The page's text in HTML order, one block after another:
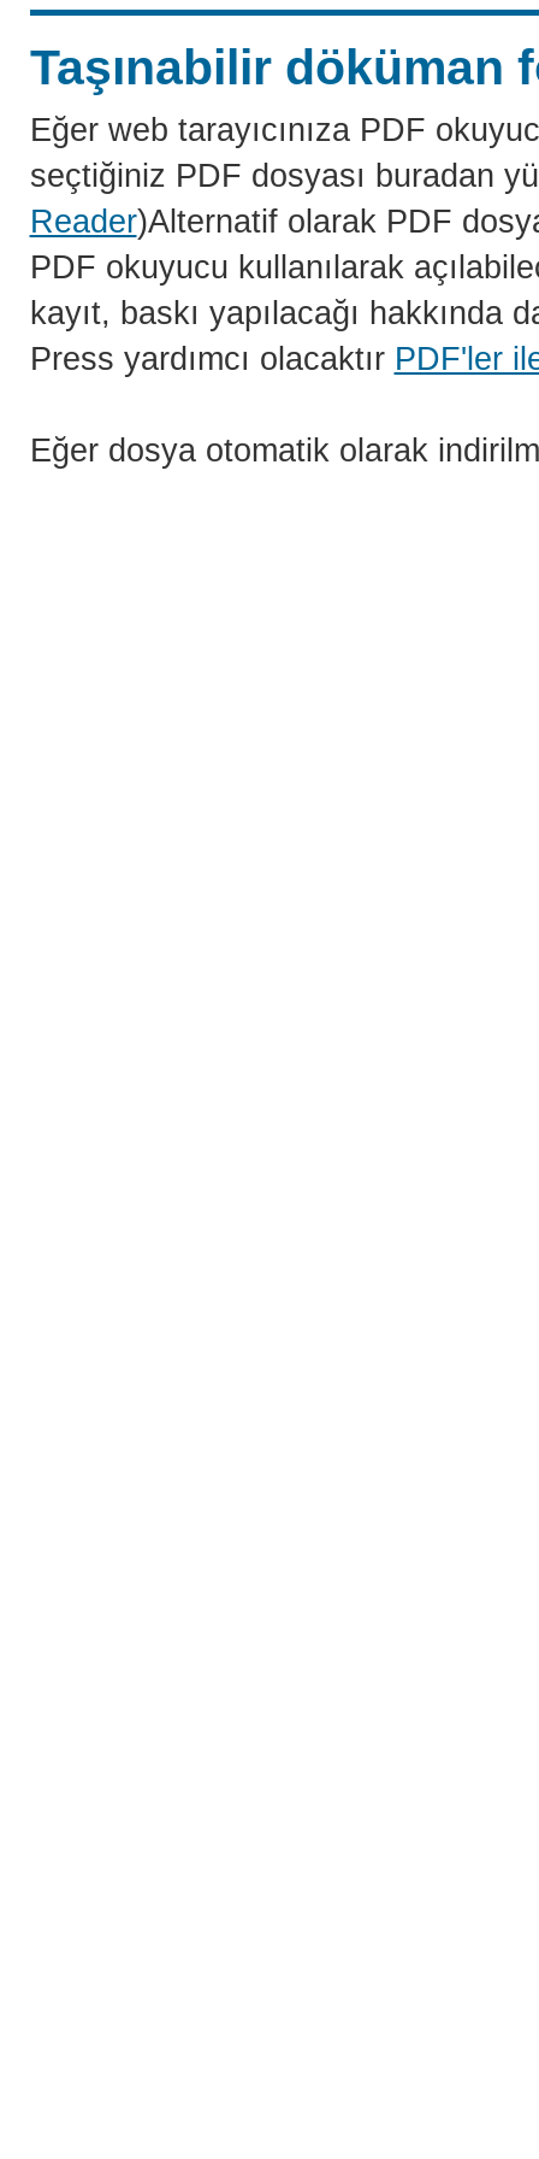
Taşınabilir döküman
Eğer web tarayıcınıza PDF
seçtiğiniz PDF dosyası buradan
Reader)Alternatif olarak PDF
PDF okuyucu kullanılarak
kayıt, baskı yapılacağı
Press yardımcı olacaktır PDF'ler
Eğer dosya otomatik olarak